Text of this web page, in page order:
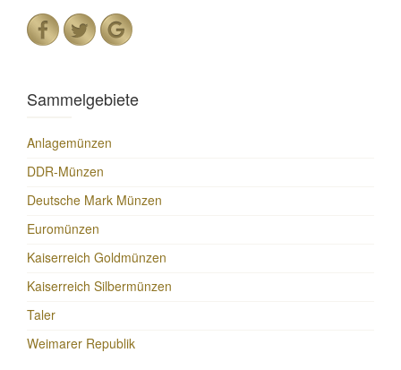
Sammelgebiete
Anlagemünzen
DDR-Münzen
Deutsche Mark Münzen
Euromünzen
Kaiserreich Goldmünzen
Kaiserreich Silbermünzen
Taler
Weimarer Republik